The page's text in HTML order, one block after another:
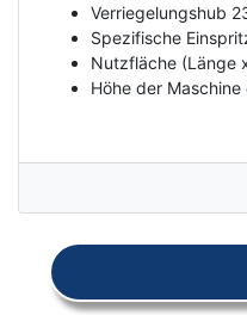
Verriegelungshub
Spezifische
Nutzfläche (Länge
Höhe der